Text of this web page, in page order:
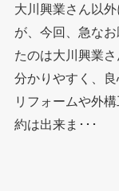
大川興業さん以
が、今回、急な
たのは大川興業
分かりやすく、
リフォームや外
約は出来ま･･･